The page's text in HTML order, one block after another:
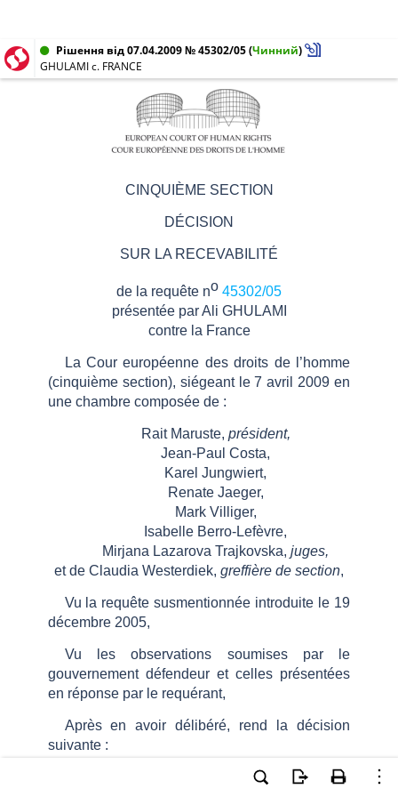
Рішення від 07.04.2009 № 45302/05(Чинний)
GHULAMI c. FRANCE
CINQUIÈME SECTION
DÉCISION
SUR LA RECEVABILITÉ
de la requête no 45302/05
présentée par Ali GHULAMI
contre la France
La Cour européenne des droits de l’homme
(cinquième section), siégeant le 7 avril 2009 en
une chambre composée de :
Rait Maruste, président,
Jean-Paul Costa,
Karel Jungwiert,
Renate Jaeger,
Mark Villiger,
Isabelle Berro-Lefèvre,
Mirjana Lazarova Trajkovska, juges,
et de Claudia Westerdiek, greffière de section,
Vu la requête susmentionnée introduite le 19
décembre 2005,
Vu les observations soumises par le
gouvernement défendeur et celles présentées
en réponse par le requérant,
Après en avoir délibéré, rend la décision
suivante :